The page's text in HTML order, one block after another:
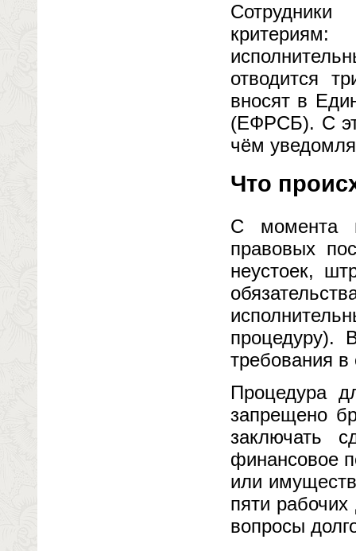
отводится
вносят в
(ЕФРСБ). С
чём
Что
С момента
правовых
неустоек,
процедуру).
требования
Процедура
запрещено
заключать
финансовое
или
пяти
вопросы